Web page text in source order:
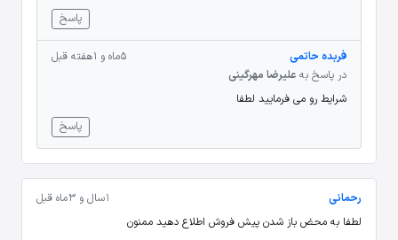
پاسخ
فربده حاتمی
5 ماه و 1 هفته قبل
در پاسخ به علیرضا مهرگینی
شرایط رو می فرمایید لطفا
پاسخ
رحمانی
1 سال و 3 ماه قبل
لطفا به محض باز شدن پیش فروش اطلاع دهید ممنون